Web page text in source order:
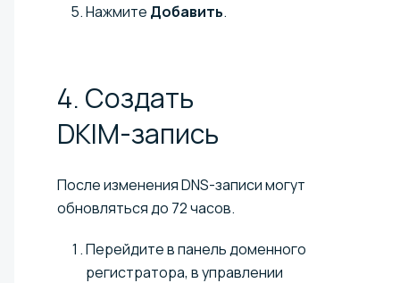
Нажмите Добавить.
4. Создать
DKIM-запись
После изменения DNS-записи могут
обновляться до 72 часов.
Перейдите в панель доменного
регистратора, в управлении